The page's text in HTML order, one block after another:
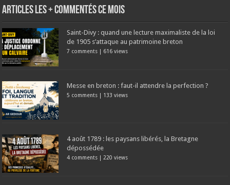
Articles les + commentés ce mois
Saint-Divy : quand une lecture maximaliste de la loi
de 1905 s’attaque au patrimoine breton
7 comments | 616 views
Messe en breton : faut-il attendre la perfection ?
5 comments | 133 views
4 août 1789 : les paysans libérés, la Bretagne
dépossédée
4 comments | 220 views